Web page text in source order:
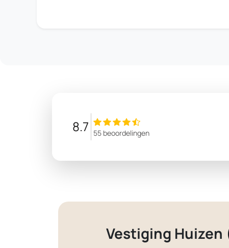
8.7 55 beoordelingen
Vestiging Huizen